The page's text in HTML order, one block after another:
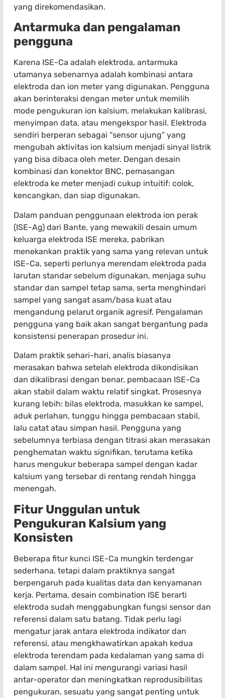
yang direkomendasikan.
Antarmuka dan pengalaman
pengguna
Karena ISE-Ca adalah elektroda, antarmuka
utamanya sebenarnya adalah kombinasi antara
elektroda dan ion meter yang digunakan. Pengguna
akan berinteraksi dengan meter untuk memilih
mode pengukuran ion kalsium, melakukan kalibrasi,
menyimpan data, atau mengekspor hasil. Elektroda
sendiri berperan sebagai “sensor ujung” yang
mengubah aktivitas ion kalsium menjadi sinyal listrik
yang bisa dibaca oleh meter. Dengan desain
kombinasi dan konektor BNC, pemasangan
elektroda ke meter menjadi cukup intuitif: colok,
kencangkan, dan siap digunakan.
Dalam panduan penggunaan elektroda ion perak
(ISE-Ag) dari Bante, yang mewakili desain umum
keluarga elektroda ISE mereka, pabrikan
menekankan praktik yang sama yang relevan untuk
ISE-Ca, seperti perlunya merendam elektroda pada
larutan standar sebelum digunakan, menjaga suhu
standar dan sampel tetap sama, serta menghindari
sampel yang sangat asam/basa kuat atau
mengandung pelarut organik agresif. Pengalaman
pengguna yang baik akan sangat bergantung pada
konsistensi penerapan prosedur ini.
Dalam praktik sehari-hari, analis biasanya
merasakan bahwa setelah elektroda dikondisikan
dan dikalibrasi dengan benar, pembacaan ISE-Ca
akan stabil dalam waktu relatif singkat. Prosesnya
kurang lebih: bilas elektroda, masukkan ke sampel,
aduk perlahan, tunggu hingga pembacaan stabil,
lalu catat atau simpan hasil. Pengguna yang
sebelumnya terbiasa dengan titrasi akan merasakan
penghematan waktu signifikan, terutama ketika
harus mengukur beberapa sampel dengan kadar
kalsium yang tersebar di rentang rendah hingga
menengah.
Fitur Unggulan untuk
Pengukuran Kalsium yang
Konsisten
Beberapa fitur kunci ISE-Ca mungkin terdengar
sederhana, tetapi dalam praktiknya sangat
berpengaruh pada kualitas data dan kenyamanan
kerja. Pertama, desain combination ISE berarti
elektroda sudah menggabungkan fungsi sensor dan
referensi dalam satu batang. Tidak perlu lagi
mengatur jarak antara elektroda indikator dan
referensi, atau mengkhawatirkan apakah kedua
elektroda terendam pada kedalaman yang sama di
dalam sampel. Hal ini mengurangi variasi hasil
antar-operator dan meningkatkan reprodusibilitas
pengukuran, sesuatu yang sangat penting untuk